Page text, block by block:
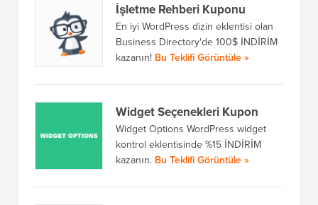
İşletme Rehberi Kuponu
En iyi WordPress dizin eklentisi olan
Business Directory'de 100$ İNDİRİM
kazanın! Bu Teklifi Görüntüle »
Widget Seçenekleri Kupon
Widget Options WordPress widget
kontrol eklentisinde %15 İNDİRİM
kazanın. Bu Teklifi Görüntüle »